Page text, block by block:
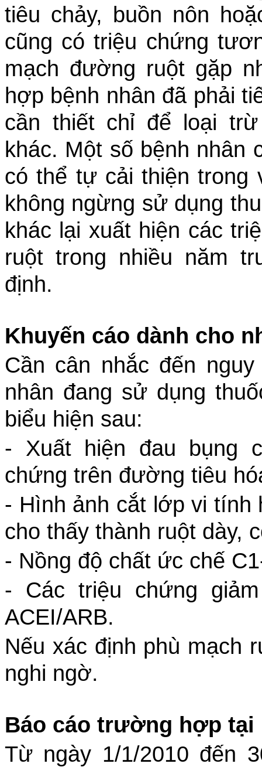
tiêu chảy, buồn nôn
cũng có triệu chứng
mạch đường ruột gặp
hợp bệnh nhân đã phải
cần thiết chỉ để loại
khác. Một số bệnh nhân
có thể tự cải thiện trong
không ngừng sử dụng
khác lại xuất hiện các
ruột trong nhiều năm
định.
Khuyến cáo dành cho
Cần cân nhắc đến
nhân đang sử dụng
biểu hiện sau:
- Xuất hiện đau bụng
chứng trên đường tiêu
- Hình ảnh cắt lớp vi tính
cho thấy thành ruột dày,
- Nồng độ chất ức chế
- Các triệu chứng
ACEI/ARB.
Nếu xác định phù mạch
nghi ngờ.
Báo cáo trường hợp tại
Từ ngày 1/1/2010 đến